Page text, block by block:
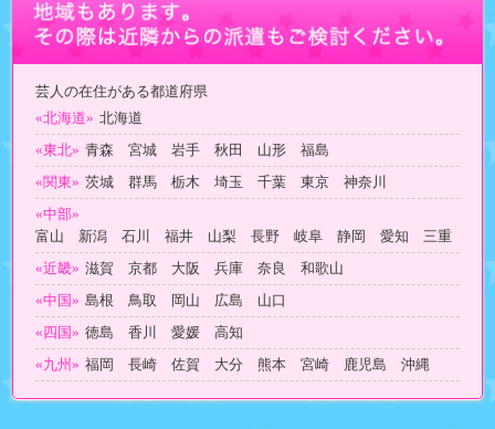
芸人の在住がある都道府県
«北海道» 北海道
«東北» 青森 宮城 岩手 秋田 山形 福島
«関東» 茨城 群馬 栃木 埼玉 千葉 東京 神奈川
«中部»
富山 新潟 石川 福井 山梨 長野 岐阜 静岡 愛知 三重
«近畿» 滋賀 京都 大阪 兵庫 奈良 和歌山
«中国» 島根 鳥取 岡山 広島 山口
«四国» 徳島 香川 愛媛 高知
«九州» 福岡 長崎 佐賀 大分 熊本 宮崎 鹿児島 沖縄